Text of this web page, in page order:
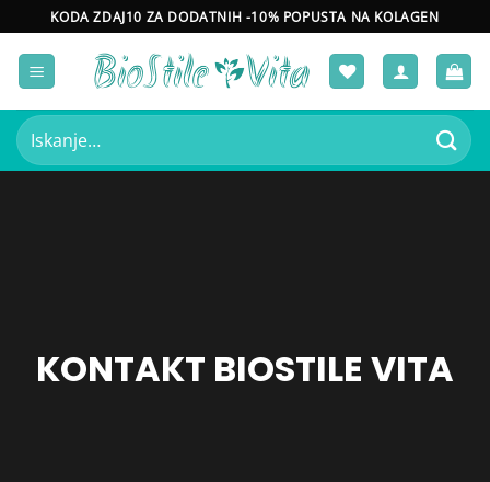
na
vsebino
KODA ZDAJ10 ZA DODATNIH -10% POPUSTA NA KOLAGEN
Išči:
KONTAKT BIOSTILE VITA